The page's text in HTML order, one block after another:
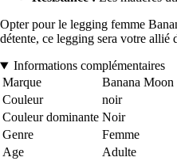
Opter pour le legging femme
détente, ce legging sera votre
Informations complémentaires
Marque
Banana Moon
Couleur
noir
Couleur dominante Noir
Genre
Femme
Age
Adulte